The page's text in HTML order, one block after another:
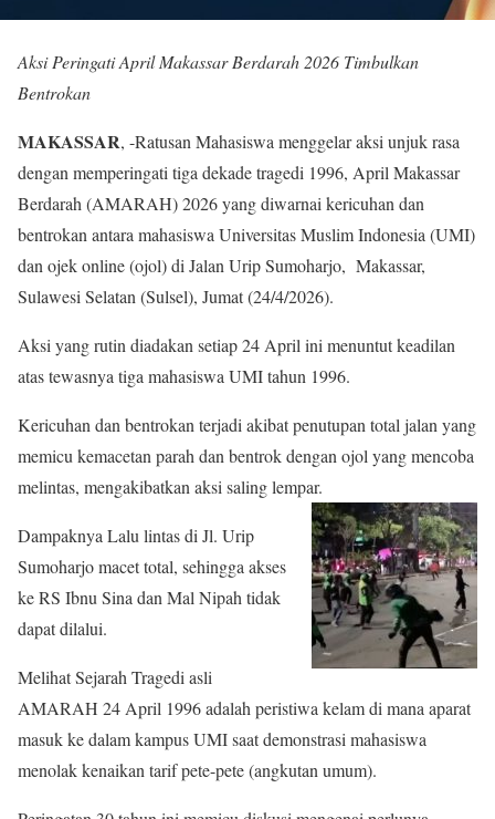
Aksi Peringati April Makassar Berdarah 2026 Timbulkan
Bentrokan
MAKASSAR, -Ratusan Mahasiswa menggelar aksi unjuk rasa
dengan memperingati tiga dekade tragedi 1996, April Makassar
Berdarah (AMARAH) 2026 yang diwarnai kericuhan dan
bentrokan antara mahasiswa Universitas Muslim Indonesia (UMI)
dan ojek online (ojol) di Jalan Urip Sumoharjo, Makassar,
Sulawesi Selatan (Sulsel), Jumat (24/4/2026).
Aksi yang rutin diadakan setiap 24 April ini menuntut keadilan
atas tewasnya tiga mahasiswa UMI tahun 1996.
Kericuhan dan bentrokan terjadi akibat penutupan total jalan yang
memicu kemacetan parah dan bentrok dengan ojol yang mencoba
melintas, mengakibatkan aksi saling lempar.
Dampaknya Lalu lintas di Jl. Urip
Sumoharjo macet total, sehingga akses
ke RS Ibnu Sina dan Mal Nipah tidak
dapat dilalui.
Melihat Sejarah Tragedi asli
AMARAH 24 April 1996 adalah peristiwa kelam di mana aparat
masuk ke dalam kampus UMI saat demonstrasi mahasiswa
menolak kenaikan tarif pete-pete (angkutan umum).